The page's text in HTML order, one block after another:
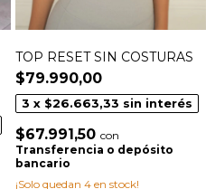
TOP RESET SIN COSTURAS
$79.990,00
3 x $26.663,33 sin interés
$67.991,50 con
Transferencia o depósito
bancario
¡Solo quedan 4en stock!